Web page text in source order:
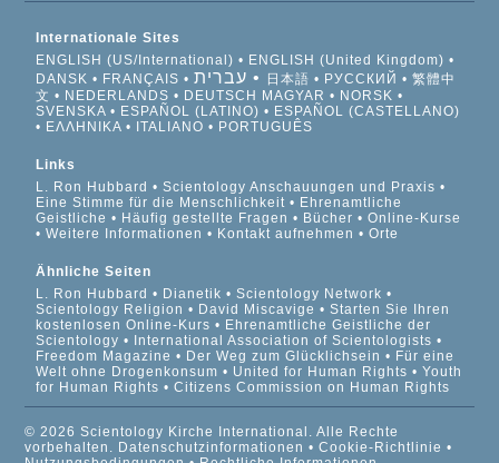
Internationale Sites
ENGLISH (US/International)
ENGLISH (United Kingdom)
DANSK
FRANÇAIS עברית 日本語 РУССКИЙ
繁體中
文
NEDERLANDS DEUTSCH MAGYAR
NORSK
SVENSKA
ESPAÑOL (LATINO)
ESPAÑOL (CASTELLANO)
ΕΛΛΗΝΙΚA
ITALIANO PORTUGUÊS
Links
L. Ron Hubbard
Scientology Anschauungen und Praxis
Eine Stimme für die Menschlichkeit
Ehrenamtliche
Geistliche
Häufig gestellte Fragen Bücher
Online-Kurse
Weitere Informationen
Kontakt aufnehmen Orte
Ähnliche Seiten
L. Ron Hubbard
Dianetik
Scientology Network
Scientology Religion
David Miscavige
Starten Sie Ihren
kostenlosen Online-Kurs
Ehrenamtliche Geistliche der
Scientology
International Association of Scientologists
Freedom Magazine
Der Weg zum Glücklichsein
Für eine
Welt ohne Drogenkonsum
United for Human Rights
Youth
for Human Rights
Citizens Commission on Human Rights
© 2026 Scientology Kirche International. Alle Rechte
vorbehalten. Datenschutzinformationen •Cookie-Richtlinie •